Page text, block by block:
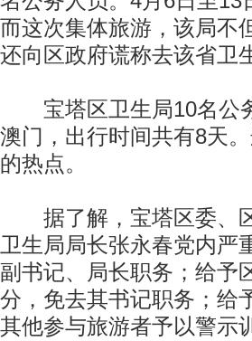
而这次集体旅游，该局不
还向区政府谎称去该省卫
宝塔区卫生局10名公
澳门，出行时间共有8天
的热点。
据了解，宝塔区委、区
卫生局局长张永春党内严
副书记、局长职务；给予
分，免去其书记职务；给
其他参与旅游者予以警示